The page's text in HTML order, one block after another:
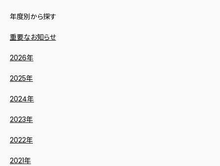
年度別から探す
重要なお知らせ
2026年
2025年
2024年
2023年
2022年
2021年